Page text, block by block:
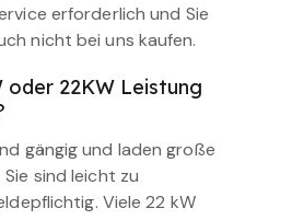
erforderlich und Sie
nicht bei uns kaufen.
oder 22KW Leistung
gängig und laden große
sind leicht zu
Viele 22 kW